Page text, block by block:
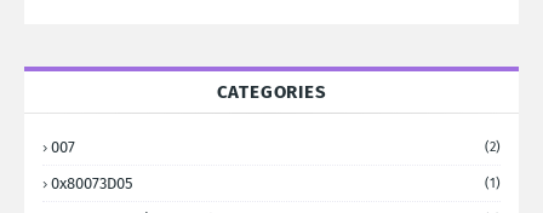
CATEGORIES
007 (2)
0x80073D05 (1)